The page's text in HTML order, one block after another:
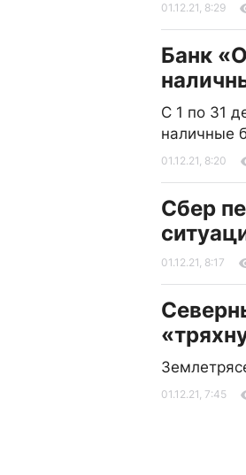
01.12.21, 8:29
Банк
С 1 по 31
наличные
01.12.21, 8:20
Сбер
01.12.21, 8:17
01.12.21, 7:45